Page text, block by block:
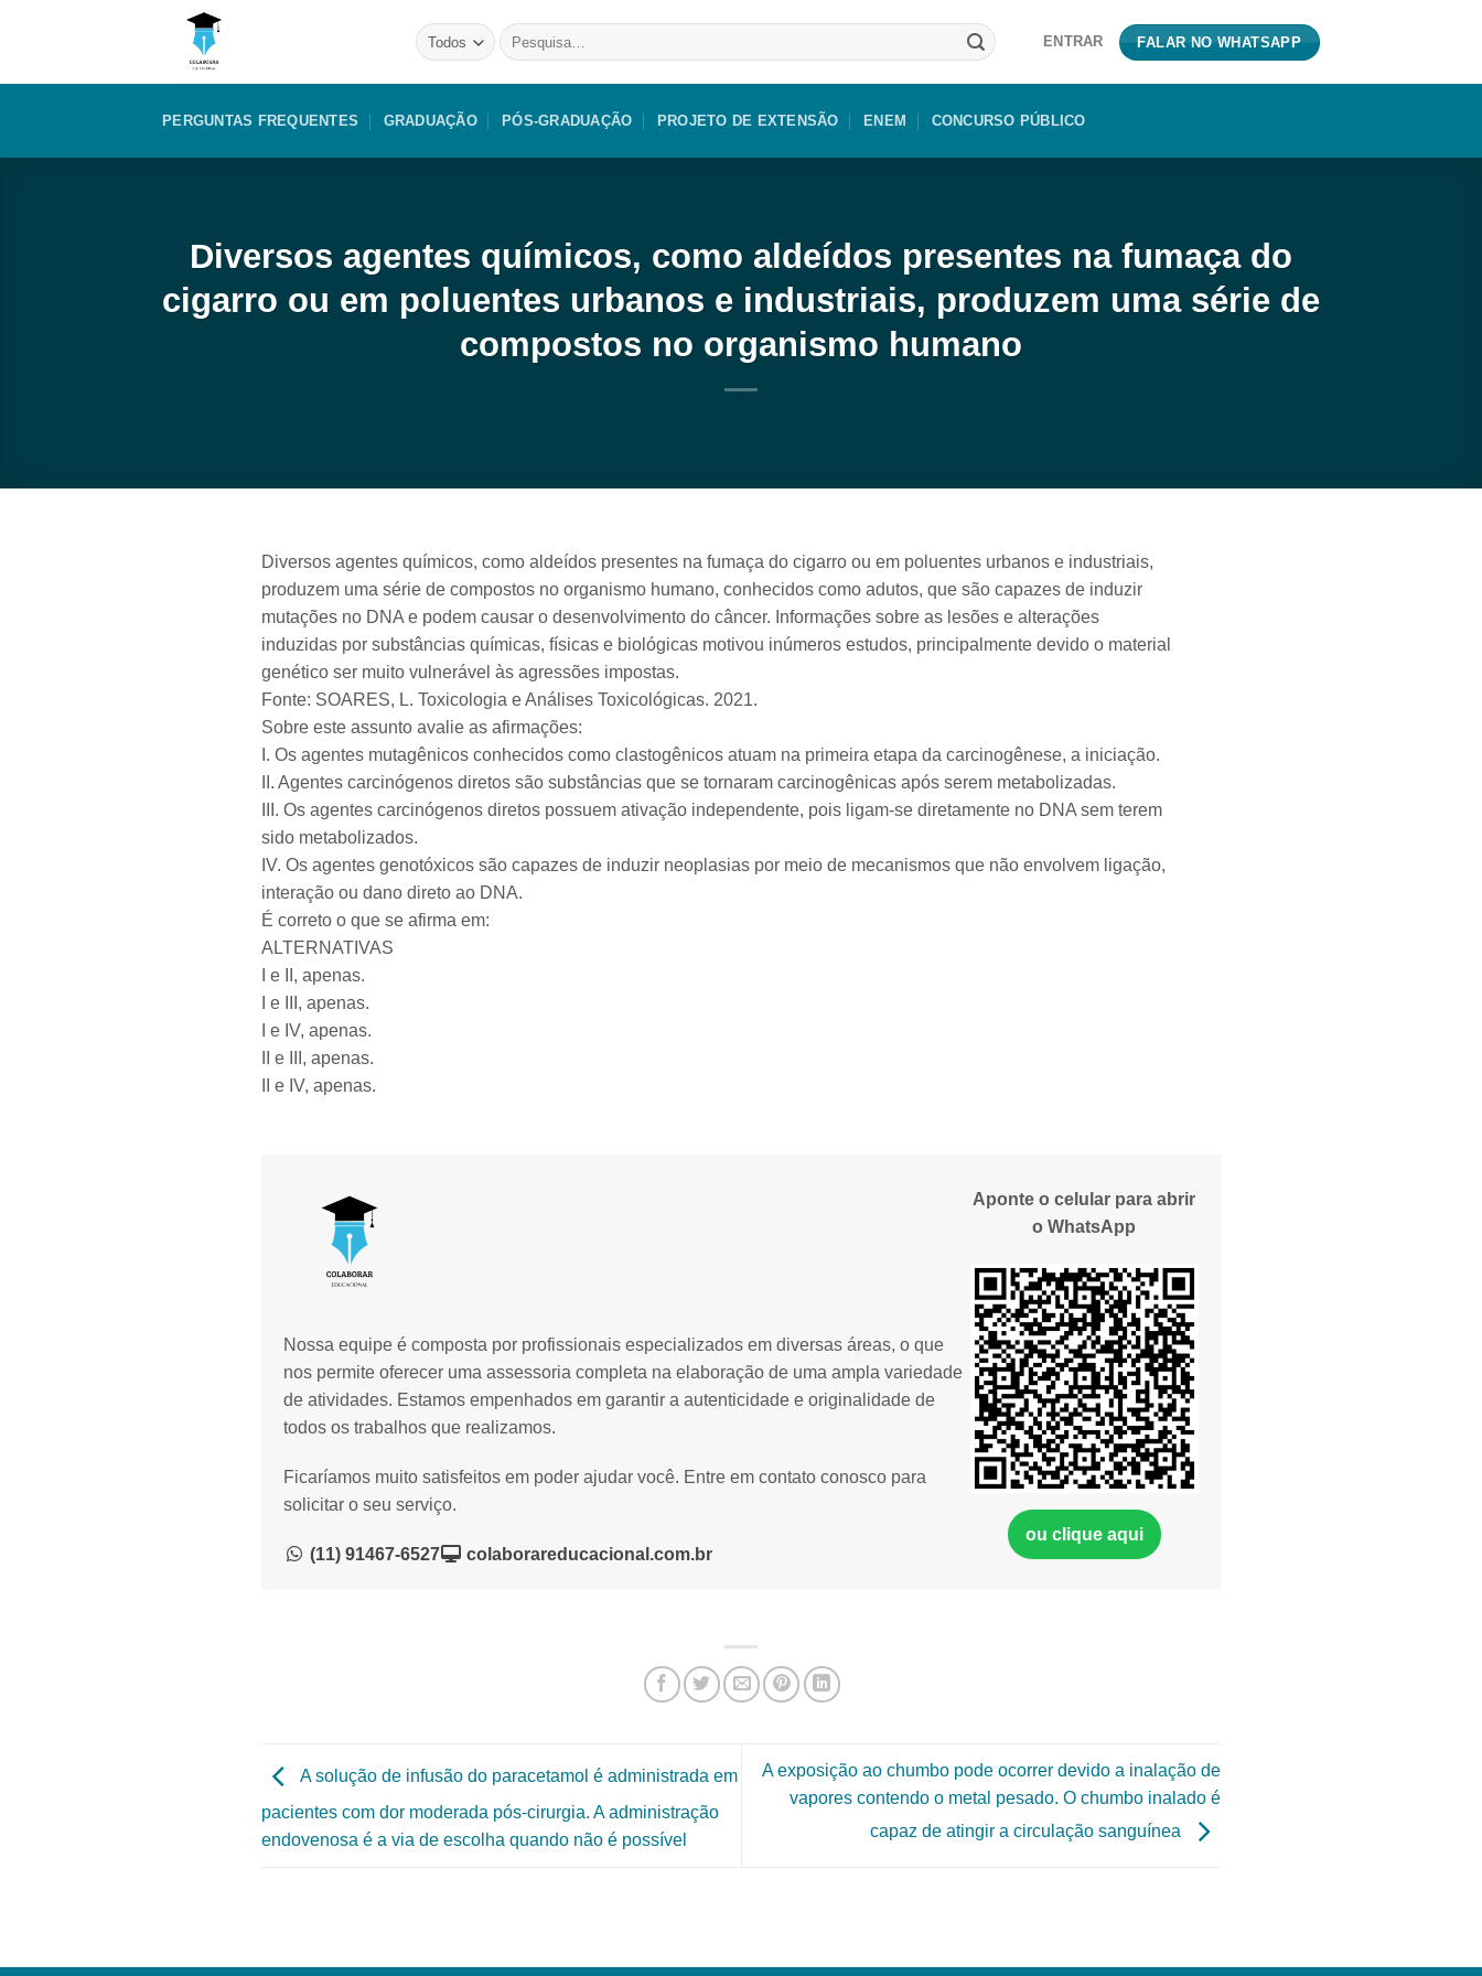
Pesquisar
por:
ENTRAR FALAR NO WHATSAPP
PERGUNTAS FREQUENTES GRADUAÇÃO PÓS-GRADUAÇÃO PROJETO DE EXTENSÃO ENEM CONCURSO PÚBLICO
Diversos agentes químicos, como aldeídos presentes na fumaça do
cigarro ou em poluentes urbanos e industriais, produzem uma série de
compostos no organismo humano
Diversos agentes químicos, como aldeídos presentes na fumaça do cigarro ou em poluentes urbanos e industriais,
produzem uma série de compostos no organismo humano, conhecidos como adutos, que são capazes de induzir
mutações no DNA e podem causar o desenvolvimento do câncer. Informações sobre as lesões e alterações
induzidas por substâncias químicas, físicas e biológicas motivou inúmeros estudos, principalmente devido o material
genético ser muito vulnerável às agressões impostas.
Fonte: SOARES, L. Toxicologia e Análises Toxicológicas. 2021.
Sobre este assunto avalie as afirmações:
I. Os agentes mutagênicos conhecidos como clastogênicos atuam na primeira etapa da carcinogênese, a iniciação.
II. Agentes carcinógenos diretos são substâncias que se tornaram carcinogênicas após serem metabolizadas.
III. Os agentes carcinógenos diretos possuem ativação independente, pois ligam-se diretamente no DNA sem terem
sido metabolizados.
IV. Os agentes genotóxicos são capazes de induzir neoplasias por meio de mecanismos que não envolvem ligação,
interação ou dano direto ao DNA.
É correto o que se afirma em:
ALTERNATIVAS
I e II, apenas.
I e III, apenas.
I e IV, apenas.
II e III, apenas.
II e IV, apenas.
Nossa equipe é composta por profissionais especializados em diversas áreas, o que
nos permite oferecer uma assessoria completa na elaboração de uma ampla variedade
de atividades. Estamos empenhados em garantir a autenticidade e originalidade de
todos os trabalhos que realizamos.
Ficaríamos muito satisfeitos em poder ajudar você. Entre em contato conosco para
solicitar o seu serviço.
(11) 91467-6527 colaborareducacional.com.br
Aponte o celular para abrir
o WhatsApp
ou clique aqui
A solução de infusão do paracetamol é administrada em
pacientes com dor moderada pós-cirurgia. A administração
endovenosa é a via de escolha quando não é possível
A exposição ao chumbo pode ocorrer devido a inalação de
vapores contendo o metal pesado. O chumbo inalado é
capaz de atingir a circulação sanguínea